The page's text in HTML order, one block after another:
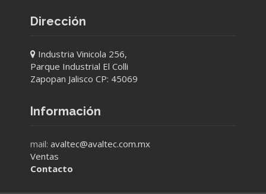
Dirección
Industria Vinicola 256,
Parque Industrial El Colli
Zapopan Jalisco CP: 45069
Información
mail: avaltec@avaltec.com.mx
Ventas
Contacto